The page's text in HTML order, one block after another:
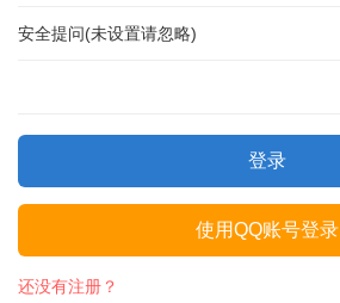
安全提问(未设置请忽略)
登录
使用QQ账号登录
还没有注册？